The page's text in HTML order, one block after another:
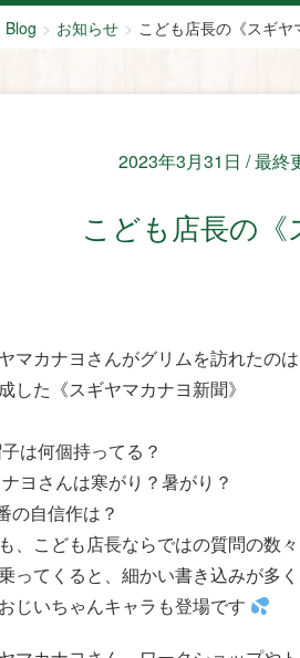
Blog お知らせ こども店長の《スギ
2023年3月31日 / 最終
こども店長の
マカナヨさんがグリムを訪れたの
した《スギヤマカナヨ新聞》
は何個持ってる？
ヨさんは寒がり？暑がり？
の自信作は？
、こども店長ならではの質問の数
ってくると、細かい書き込みが多
じいちゃんキャラも登場です